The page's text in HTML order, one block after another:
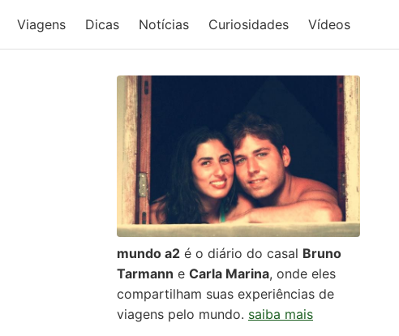
Viagens Dicas Notícias Curiosidades Vídeos
mundo a2 é o diário do casal Bruno
Tarmann e Carla Marina, onde eles
compartilham suas experiências de
viagens pelo mundo. saiba mais